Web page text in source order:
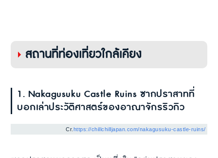
สถานที่ท่องเที่ยวใกล้เคียง
1. Nakagusuku Castle Ruins ซากปราสาทที่
บอกเล่าประวัติศาสตร์ของอาณาจักรริวกิว
Cr. https://chillchilljapan.com/nakagusuku-castle-ruins/